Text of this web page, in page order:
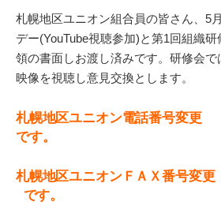
札幌地区ユニオン組合員の皆さん、5
デー(YouTube視聴参加)と第1回組織
領の書面しお渡し済みです。研修会
映像を視聴し意見交換とします。
札幌地区ユニオン電話番号変
です。
札幌地区ユニオンＦＡＸ番号変
です。